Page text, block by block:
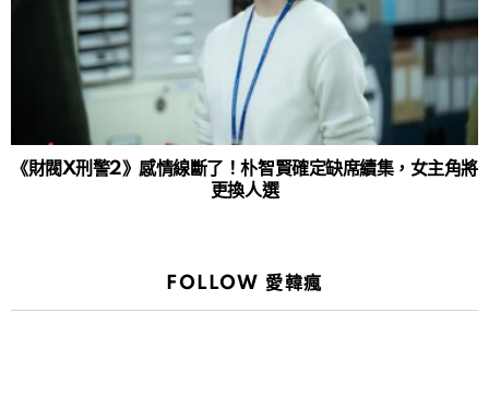
《財閥X刑警2》感情線斷了！朴智賢確定缺席續集，女主角將
更換人選
FOLLOW 愛韓瘋